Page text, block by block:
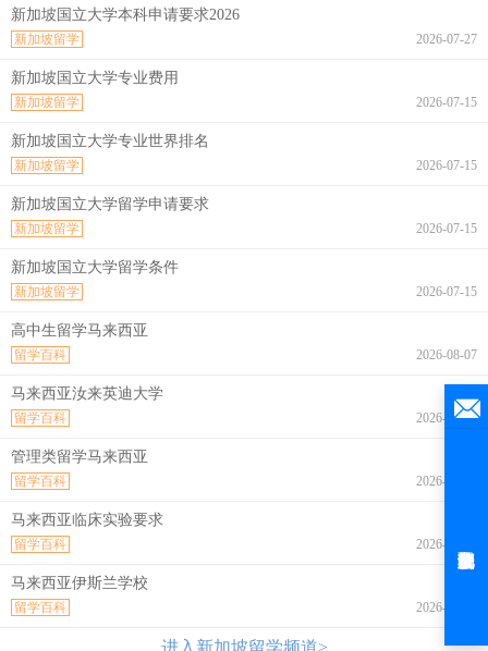
新加坡国立大学本科申请要求2026
2026-07-27
新加坡留学
新加坡国立大学专业费用
2026-07-15
新加坡留学
新加坡国立大学专业世界排名
2026-07-15
新加坡留学
新加坡国立大学留学申请要求
2026-07-15
新加坡留学
新加坡国立大学留学条件
2026-07-15
新加坡留学
高中生留学马来西亚
2026-08-07
留学百科
马来西亚汝来英迪大学
2026-08-07
留学百科
管理类留学马来西亚
2026-08-07
留学百科
马来西亚临床实验要求
2026-08-07
留学百科
马来西亚伊斯兰学校
2026-08-07
留学百科
进入新加坡留学频道>